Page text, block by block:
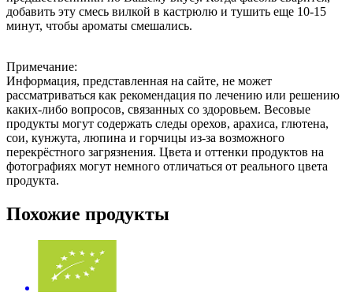
добавить эту смесь вилкой в кастрюлю и тушить еще 10-15
минут, чтобы ароматы смешались.
Примечание:
Информация, представленная на сайте, не может
рассматриваться как рекомендация по лечению или решению
каких-либо вопросов, связанных со здоровьем. Весовые
продукты могут содержать следы орехов, арахиса, глютена,
сои, кунжута, люпина и горчицы из-за возможного
перекрёстного загрязнения. Цвета и оттенки продуктов на
фотографиях могут немного отличаться от реального цвета
продукта.
Похожие продукты